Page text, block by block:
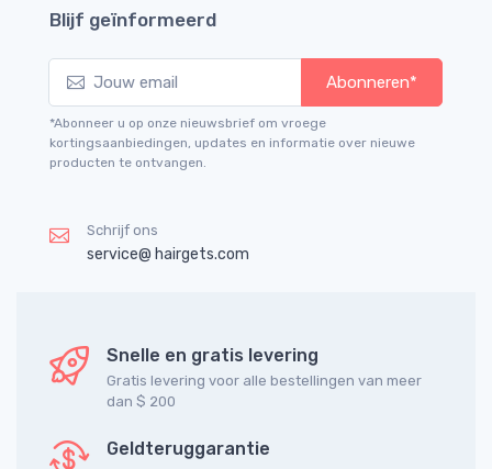
Blijf geïnformeerd
Abonneren*
*Abonneer u op onze nieuwsbrief om vroege
kortingsaanbiedingen, updates en informatie over nieuwe
producten te ontvangen.
Schrijf ons
service@ hairgets.com
Snelle en gratis levering
Gratis levering voor alle bestellingen van meer
dan $ 200
Geldteruggarantie